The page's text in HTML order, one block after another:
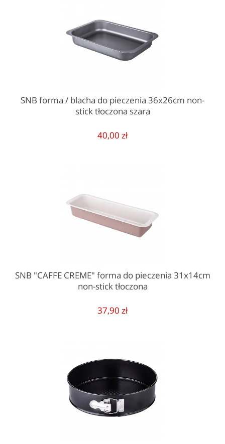
SNB forma / blacha do pieczenia 36x26cm non-
stick tłoczona szara
40,00 zł
SNB "CAFFE CREME" forma do pieczenia 31x14cm
non-stick tłoczona
37,90 zł